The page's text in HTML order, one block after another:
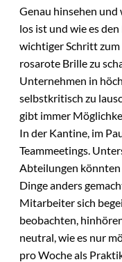
Genau hinsehen
los ist und wie es
wichtiger Schritt
rosarote Brille zu
Unternehmen in
selbstkritisch zu
gibt immer
In der Kantine, im
Teammeetings.
Abteilungen könnten
Dinge anders
Mitarbeiter sich
beobachten,
neutral, wie es nur
pro Woche als